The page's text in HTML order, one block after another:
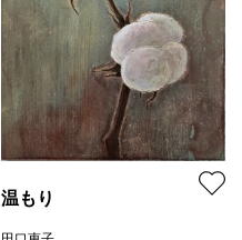
温もり